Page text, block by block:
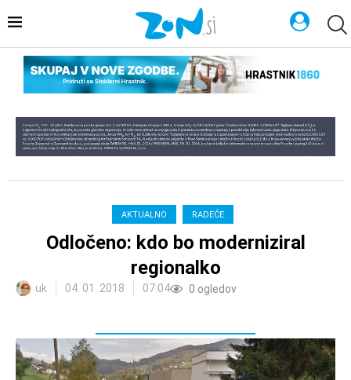
AKTUALNO RADEČE
Odločeno: kdo bo moderniziral
regionalko
uk 04. 01. 2018 07:04 0 ogledov